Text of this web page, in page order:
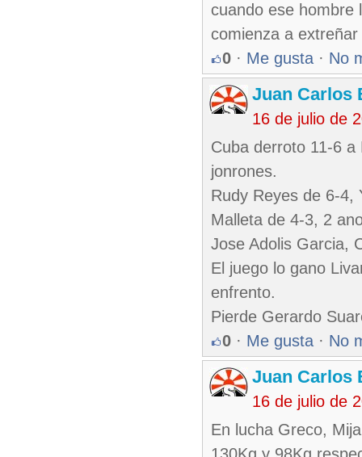
cuando ese hombre
comienza a
0 · Me gusta · No
Juan Carlos
16 de julio de
Cuba derroto 11-6
jonrones.
Rudy Reyes de 6-4,
Malleta de 4-3, 2
Jose Adolis Garcia,
El juego lo gano
enfrento.
Pierde Gerardo
0 · Me gusta · No
Juan Carlos
16 de julio de
En lucha Greco,